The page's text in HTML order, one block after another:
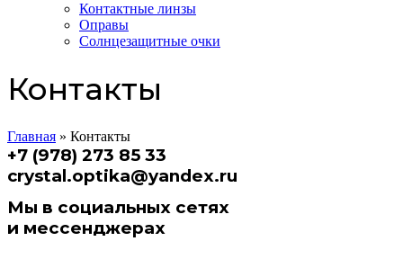
Контактные линзы
Оправы
Солнцезащитные очки
Контакты
Главная » Контакты
+7 (978) 273 85 33
crystal.optika@yandex.ru
Мы в социальных сетях
и мессенджерах